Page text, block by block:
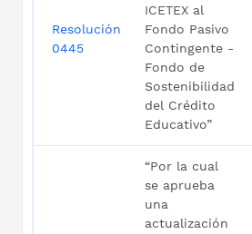
Resolución
0445
ICETEX al
Fondo Pasivo
Contingente -
Fondo de
Sostenibilidad
del Crédito
Educativo”
“Por la cual
se aprueba
una
actualización